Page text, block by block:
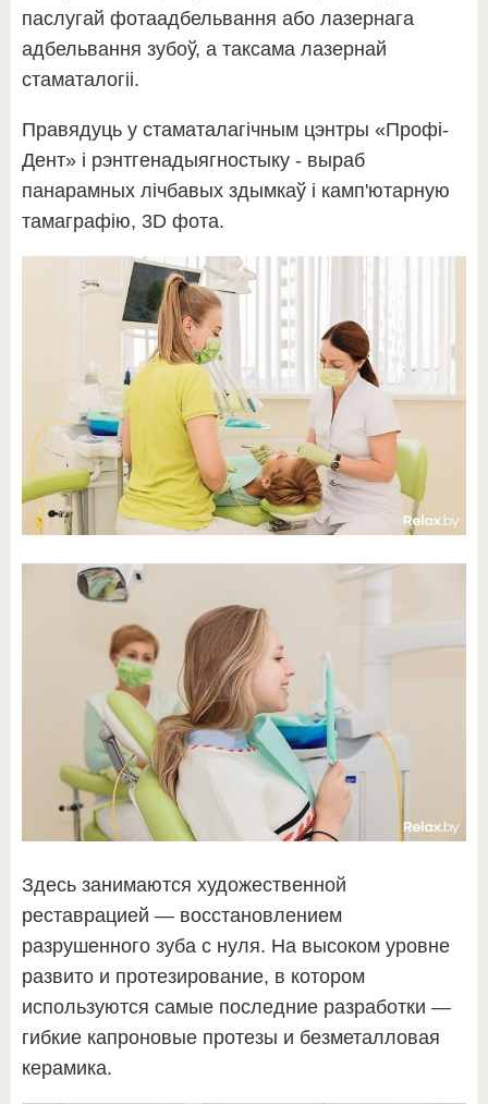
паслугай фотаадбельвання або лазернага
адбельвання зубоў, а таксама лазернай
стаматалогіі.
Правядуць у стаматалагічным цэнтры «Профі-
Дент» і рэнтгенадыягностыку - выраб
панарамных лічбавых здымкаў і камп'ютарную
тамаграфію, 3D фота.
Здесь занимаются художественной
реставрацией ― восстановлением
разрушенного зуба с нуля. На высоком уровне
развито и протезирование, в котором
используются самые последние разработки ―
гибкие капроновые протезы и безметалловая
керамика.